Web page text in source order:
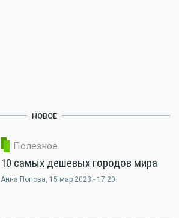
НОВОЕ
Полезное
10 самых дешевых городов мира
Анна Попова, 15 мар 2023 - 17:20